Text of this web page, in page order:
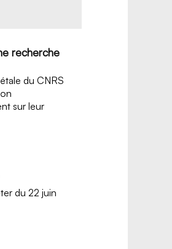
recherche
du CNRS
sur leur
du 22 juin